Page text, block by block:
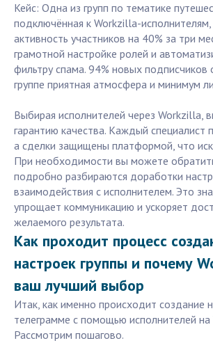
Кейс: Одна из групп по тематике
подключённая к Workzilla-исполнителям,
активность участников на 40% за три
грамотной настройке ролей и
фильтру спама. 94% новых подписчиков
группе приятная атмосфера и минимум
Выбирая исполнителей через Workzilla,
гарантию качества. Каждый специалист
а сделки защищены платформой, что
При необходимости вы можете
подробно разбираются доработки
взаимодействия с исполнителем. Это
упрощает коммуникацию и ускоряет
желаемого результата.
Как проходит процесс
настроек группы и почему
ваш лучший выбор
Итак, как именно происходит создание
телеграмме с помощью исполнителей
Рассмотрим пошагово.